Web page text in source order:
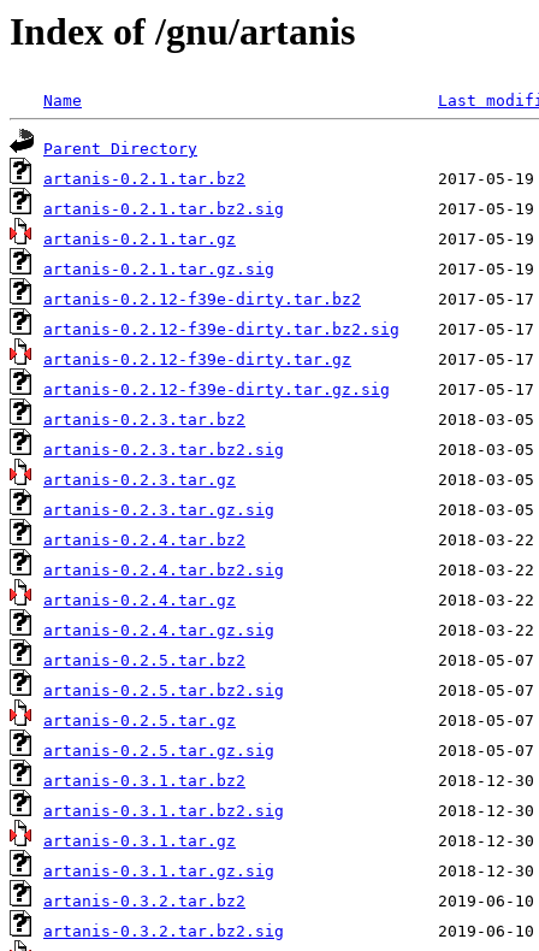
Index of /gnu/artanis
Name Last
Parent Directory
artanis-0.2.1.tar.bz2
artanis-0.2.1.tar.bz2.sig
artanis-0.2.1.tar.gz
artanis-0.2.1.tar.gz.sig
artanis-0.2.12-f39e-dirty.tar.bz2
artanis-0.2.12-f39e-dirty.tar.bz2.sig
artanis-0.2.12-f39e-dirty.tar.gz
artanis-0.2.12-f39e-dirty.tar.gz.sig
artanis-0.2.3.tar.bz2
artanis-0.2.3.tar.bz2.sig
artanis-0.2.3.tar.gz
artanis-0.2.3.tar.gz.sig
artanis-0.2.4.tar.bz2
artanis-0.2.4.tar.bz2.sig
artanis-0.2.4.tar.gz
artanis-0.2.4.tar.gz.sig
artanis-0.2.5.tar.bz2
artanis-0.2.5.tar.bz2.sig
artanis-0.2.5.tar.gz
artanis-0.2.5.tar.gz.sig
artanis-0.3.1.tar.bz2
artanis-0.3.1.tar.bz2.sig
artanis-0.3.1.tar.gz
artanis-0.3.1.tar.gz.sig
artanis-0.3.2.tar.bz2
artanis-0.3.2.tar.bz2.sig